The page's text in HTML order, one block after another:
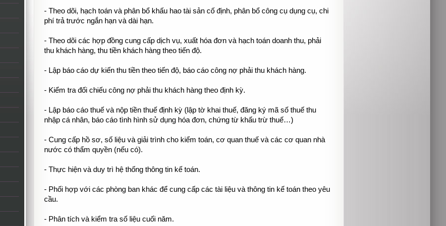
- Theo dõi, hạch toán và phân bổ khấu hao tài sản cố định, phân bổ công cụ dụng cụ, chi
phí trả trước ngắn hạn và dài hạn.
- Theo dõi các hợp đồng cung cấp dịch vụ, xuất hóa đơn và hạch toán doanh thu, phải
thu khách hàng, thu tiền khách hàng theo tiến độ.
- Lập báo cáo dự kiến thu tiền theo tiến độ, báo cáo công nợ phải thu khách hàng.
- Kiểm tra đối chiếu công nợ phải thu khách hàng theo định kỳ.
- Lập báo cáo thuế và nộp tiền thuế định kỳ (lập tờ khai thuế, đăng ký mã số thuế thu
nhập cá nhân, báo cáo tình hình sử dụng hóa đơn, chứng từ khấu trừ thuế…)
- Cung cấp hồ sơ, số liệu và giải trình cho kiểm toán, cơ quan thuế và các cơ quan nhà
nước có thẩm quyền (nếu có).
- Thực hiện và duy trì hệ thống thông tin kế toán.
- Phối hợp với các phòng ban khác để cung cấp các tài liệu và thông tin kế toán theo yêu
cầu.
- Phân tích và kiểm tra số liệu cuối năm.